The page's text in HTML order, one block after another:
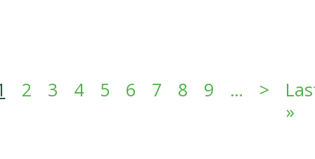
Paginação
2 3 4 5 6 7 8 9 … >
»